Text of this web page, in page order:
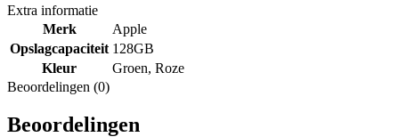
Extra informatie
Merk
Apple
Opslagcapaciteit 128GB
Kleur
Groen, Roze
Beoordelingen (0)
Beoordelingen